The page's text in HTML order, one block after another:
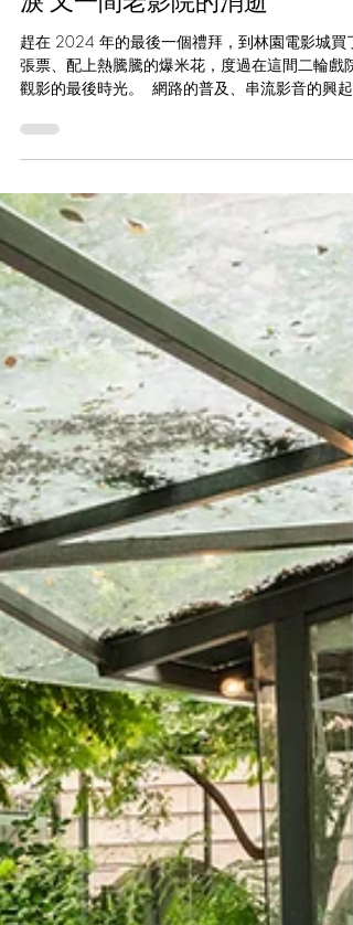
騏瑋 白
2025年2月10日
讀畢需時 1 分鐘
空間
新北板橋 | 林園電影城 | 時代的眼
淚 又一間老影院的消逝
趕在 2024 年的最後一個禮拜，到林園電影城買了
張票、配上熱騰騰的爆米花，度過在這間二輪戲院
觀影的最後時光。 󠀠 網路的普及、串流影音的興起
大大改變我們看電影的習慣，在家就看得到的二輪
電影，越來越少人想要花錢進戲院觀看，全台灣的
二輪戲院也幾乎快消失殆盡。...